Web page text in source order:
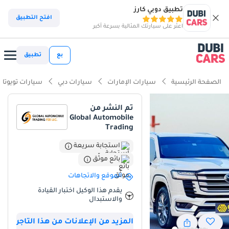
تطبيق دوبي كارز
اعثر على سيارتك المثالية بسرعة أكبر
افتح التطبيق
بع تطبيق
الصفحة الرئيسية سيارات الإمارات سيارات دبي سيارات تويوتا
تم النشر من
Global Automobile
Trading
استجابة سريعة
بائع موثّق
الموقع والاتجاهات
يقدم هذا الوكيل اختبار القيادة
والاستبدال
المزيد من الإعلانات من هذا التاجر
ذكاء دوبي كارز
ذكاء دوبيكارز
مصمم خصيصًا للطرق الوعرة
أقل معدل استهلاك في فئته
سعة 11 مقعدًا فأكثر مع مقاعد الكابتن
ملخص
الخليجي، إذ يجمع بين عداد كيلومترات منخفض للغاية بالنسبة لعمره،
ولون خارجي مرغوب فيه في المنطقة يُحسّن من التحكم في الحرارة ويرفع
من قيمة إعادة البيع. وباعتباره الفئة الأعلى، فهو يُقدّم باقة متكاملة من